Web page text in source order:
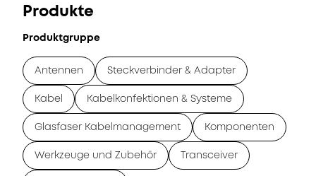
Produkte
Produktgruppe
Antennen Steckverbinder & Adapter
Kabel Kabelkonfektionen & Systeme
Glasfaser Kabelmanagement Komponenten
Werkzeuge und Zubehör Transceiver